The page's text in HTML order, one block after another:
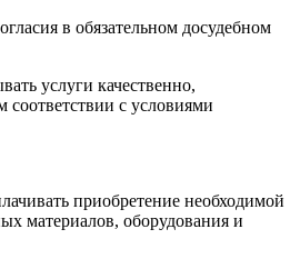
в обязательном досудебном
услуги качественно,
с условиями
приобретение необходимой
материалов, оборудования и